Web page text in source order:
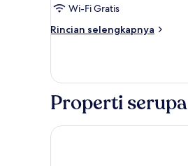
Wi-Fi Gratis
Rincian selengkapnya
Rincian
Kamar
Properti serupa
Hôtel Vendôme